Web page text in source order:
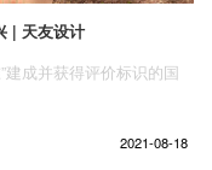
| 天友设计
建成并获得评价标识的国
2021-08-18